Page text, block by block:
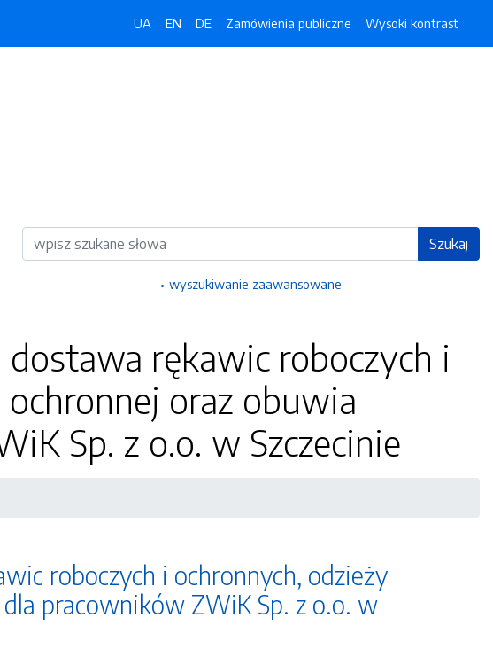
UA EN DE Zamówienia publiczne Wysoki kontrast
Wyszukiwarka Szukaj
wyszukiwanie zaawansowane
rękawic roboczych i
oraz obuwia
Sp. z o.o. w Szczecinie
roboczych i ochronnych, odzieży
pracowników ZWiK Sp. z o.o. w